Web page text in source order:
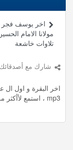
اخر يوسف
مولانا الامام
تلاوات خاشعة
شارك مع
اخر البقرة و اول
mp3 ، استمع لأأكثر من 57.93 دقيقة من تلاوات المميزة مجانا.